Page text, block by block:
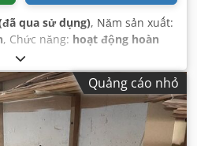
qua sử dụng), Năm sản xuất:
, Chức năng: hoạt động hoàn
mm
mm, loại dòng điện đầu vào:
đầu vào:400 V, công suất: 10
Quảng cáo nhỏ